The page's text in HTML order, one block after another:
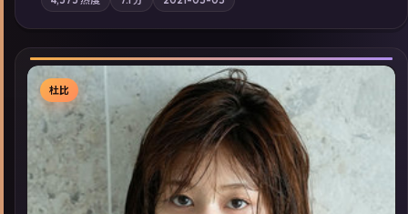
质；站内亦可通过「国产免费观看高清电视剧在线看」延展检索
同类型高分佳作，畅享高清在线追剧体验。
杜比